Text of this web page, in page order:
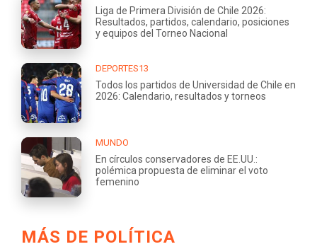
Liga de Primera División de Chile 2026:
Resultados, partidos, calendario, posiciones
y equipos del Torneo Nacional
DEPORTES13
Todos los partidos de Universidad de Chile en
2026: Calendario, resultados y torneos
MUNDO
En círculos conservadores de EE.UU.:
polémica propuesta de eliminar el voto
femenino
MÁS DE POLÍTICA